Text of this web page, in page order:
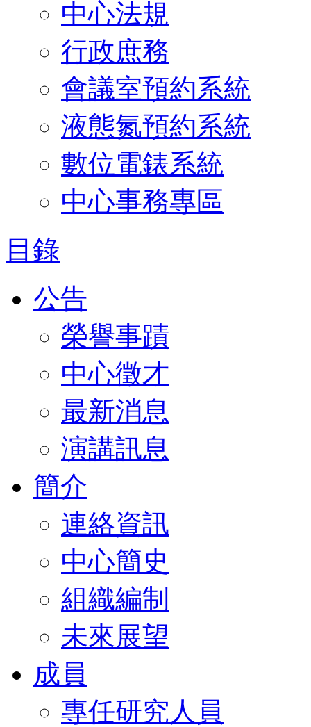
中心法規
行政庶務
會議室預約系統
液態氮預約系統
數位電錶系統
中心事務專區
目錄
公告
榮譽事蹟
中心徵才
最新消息
演講訊息
簡介
連絡資訊
中心簡史
組織編制
未來展望
成員
專任研究人員